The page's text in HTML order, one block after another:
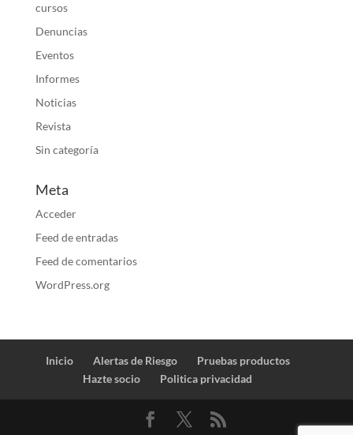
cursos
Denuncias
Eventos
Informes
Noticias
Revista
Sin categoría
Meta
Acceder
Feed de entradas
Feed de comentarios
WordPress.org
Inicio Alertas de Riesgo
Pruebas productos
Hazte socio
Politica privacidad